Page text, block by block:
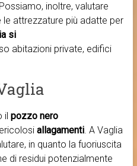
inoltre, valutare
le attrezzature più adatte per
si
abitazioni private, edifici
il pozzo nero
allagamenti. A Vaglia
in quanto la fuoriuscita
di residui potenzialmente